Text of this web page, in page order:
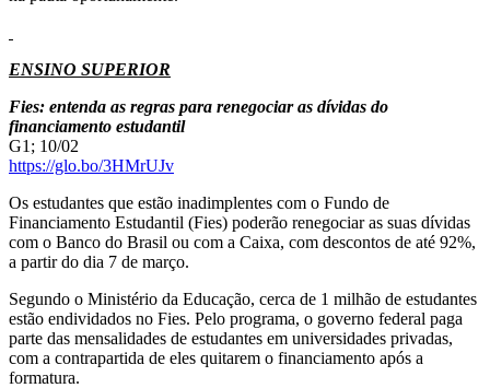
ENSINO SUPERIOR
Fies: entenda as regras para renegociar as dívidas do
financiamento estudantil
G1; 10/02
https://glo.bo/3HMrUJv
Os estudantes que estão inadimplentes com o Fundo de
Financiamento Estudantil (Fies) poderão renegociar as suas dívidas
com o Banco do Brasil ou com a Caixa, com descontos de até 92%,
a partir do dia 7 de março.
Segundo o Ministério da Educação, cerca de 1 milhão de estudantes
estão endividados no Fies. Pelo programa, o governo federal paga
parte das mensalidades de estudantes em universidades privadas,
com a contrapartida de eles quitarem o financiamento após a
formatura.